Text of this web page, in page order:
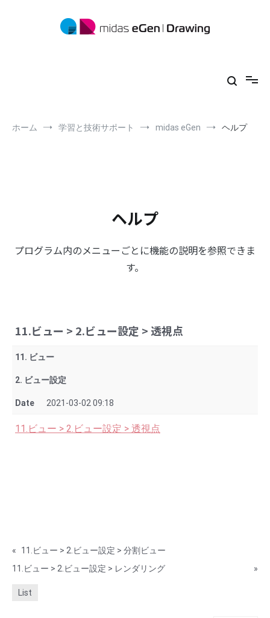
ホーム 学習と技術サポート midas eGen ヘルプ
ヘルプ
プログラム内のメニューごとに機能の説明を参照できま
す。
11.ビュー > 2.ビュー設定 > 透視点
11. ビュー
2. ビュー設定
Date 2021-03-02 09:18
11.ビュー > 2.ビュー設定 > 透視点
«
11.ビュー > 2.ビュー設定 > 分割ビュー
11.ビュー > 2.ビュー設定 > レンダリング
»
List